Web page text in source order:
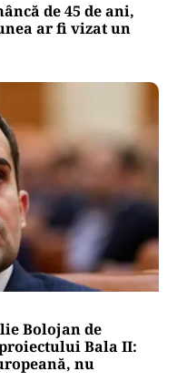
de 45 de ani,
ar fi vizat un
Bolojan de
Bala II:
nu